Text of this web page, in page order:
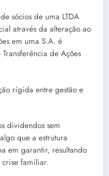
sócios de uma LTDA
através da alteração ao
em uma S.A. é
de Ações
rígida entre gestão e
dividendos sem
que a estrutura
em garantir, resultando
familiar.